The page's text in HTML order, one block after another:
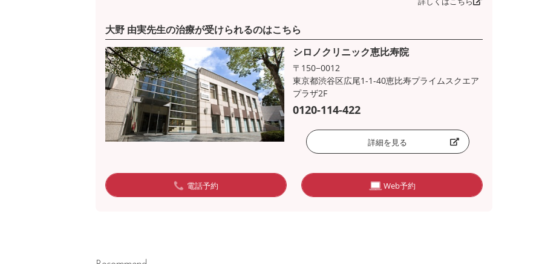
大野 由実先生の治療が受けられるのはこちら
シロノクリニック恵比寿院
〒150−0012
東京都渋谷区広尾1-1-40恵比寿プライムスクエア
プラザ2F
0120-114-422
詳細を見る
電話予約 Web予約